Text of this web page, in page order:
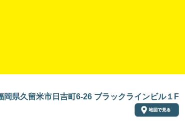
岡県久留米市日吉町6-26 ブラックラインビル１F